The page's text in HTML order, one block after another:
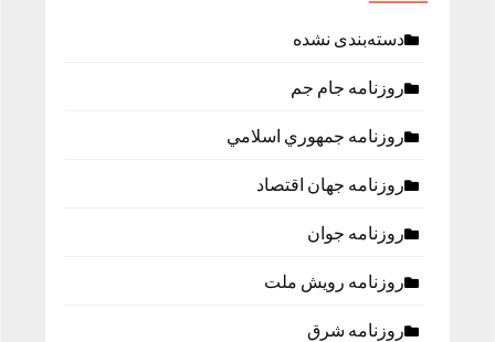
دسته‌بندی نشده
روزنامه جام جم
روزنامه جمهوري اسلامي
روزنامه جهان اقتصاد
روزنامه جوان
روزنامه رویش ملت
روزنامه شرق